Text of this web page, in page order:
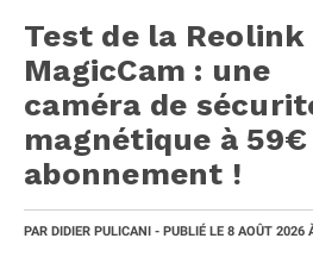
Test de la Reolink
MagicCam : une
caméra de
magnétique à 59€
abonnement !
PAR DIDIER PULICANI - PUBLIÉ LE 8 AOÛT 2026